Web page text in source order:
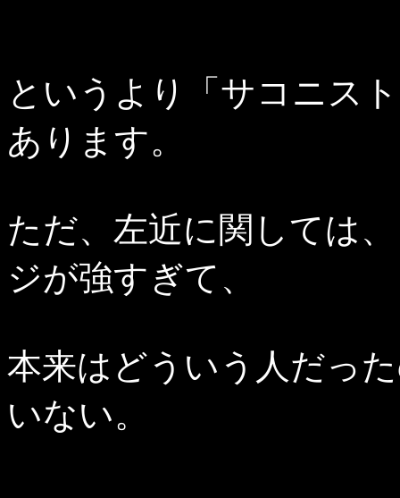
というより「サコニス
あります。
ただ、左近に関しては
ジが強すぎて、
本来はどういう人だっ
いない。